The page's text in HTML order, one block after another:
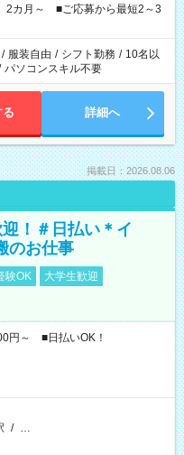
いね。 ※Wワーク希望
る勤務時間と、もう1つのお仕事
超える場合は応募できません。
2カ月～ ■ご応募から最短2～3
/ 服装自由 / シフト勤務 / 10名以
パソコンスキル不要
る 詳細へ
掲載日：2026.08.06
！＃日払い＊イ
のお仕事
験OK
大学生歓迎
円～ ■日払いOK！
/ …